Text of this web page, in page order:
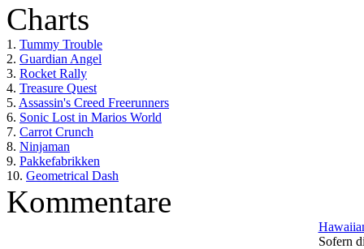
Charts
1. Tummy Trouble
2. Guardian Angel
3. Rocket Rally
4. Treasure Quest
5. Assassin's Creed Freerunners
6. Sonic Lost in Marios World
7. Carrot Crunch
8. Ninjaman
9. Pakkefabrikken
10. Geometrical Dash
Kommentare
Sofern